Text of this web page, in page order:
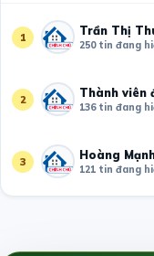
1 Trần Thị
250 tin đang
2 Thành viên
136 tin đang
3 Hoàng
121 tin đang